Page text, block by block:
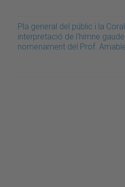
Pla general del públic i la
interpretació de l'himne
nomenament del Prof.